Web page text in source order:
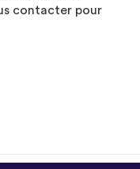
contacter pour